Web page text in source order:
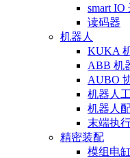
smart IO
读码器
机器人
KUKA
ABB 机
AUBO
机器人
机器人
末端执
精密装配
模组电